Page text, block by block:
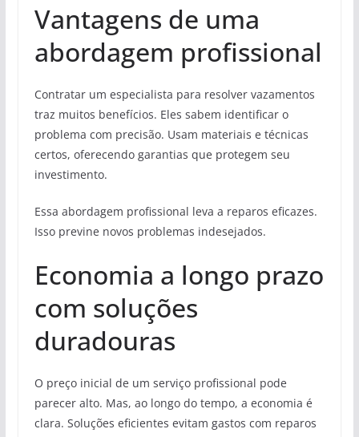
Vantagens de uma
abordagem profissional
Contratar um especialista para resolver vazamentos
traz muitos benefícios. Eles sabem identificar o
problema com precisão. Usam materiais e técnicas
certos, oferecendo garantias que protegem seu
investimento.
Essa abordagem profissional leva a reparos eficazes.
Isso previne novos problemas indesejados.
Economia a longo prazo
com soluções
duradouras
O preço inicial de um serviço profissional pode
parecer alto. Mas, ao longo do tempo, a economia é
clara. Soluções eficientes evitam gastos com reparos